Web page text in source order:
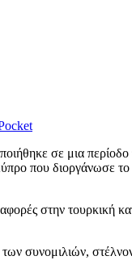
σε μια περίοδο
που διοργάνωσε
στην τουρκική
συνομιλιών,